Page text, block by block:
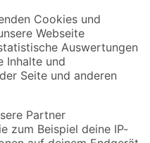
Aktionen mehr verpassen!